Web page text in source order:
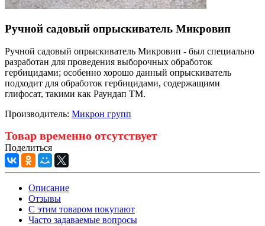
Ручной садовый опрыскиватель Микровип
Ручной садовый опрыскиватель Микровип - был специально
разработан для проведения выборочных обработок
гербицидами; особенно хорошо данный опрыскиватель
подходит для обработок гербицидами, содержащими
глифосат, такими как Раундап TM.
Производитель: Микрон групп
Товар временно отсутствует
Поделиться
Описание
Отзывы
С этим товаром покупают
Часто задаваемые вопросы